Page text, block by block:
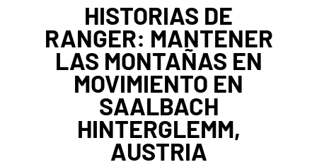
HISTORIAS DE
RANGER: MANTENER
LAS MONTAÑAS EN
MOVIMIENTO EN
SAALBACH
HINTERGLEMM,
AUSTRIA